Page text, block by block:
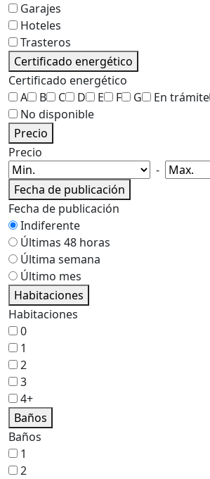
Garajes
Hoteles
Trasteros
Certificado energético
Certificado energético
A
B C D E F G En trámite
No disponible
Precio
Precio
-
Fecha de publicación
Fecha de publicación
Indiferente
Últimas 48 horas
Última semana
Último mes
Habitaciones
Habitaciones
0
1
2
3
4+
Baños
Baños
1
2